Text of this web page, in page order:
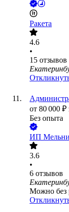
Ракета
4.6
•
15 отзывов
от 80 000 ₽
Без опыта
ИП
3.6
•
6 отзывов
Можно без